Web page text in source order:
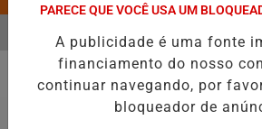
DE FIGURAR ENTRE AS CINCO CIDADES
EM ALTA
Política
PARECE QUE VOCÊ USA UM
A publicidade é uma fonte
financiamento do nosso
continuar navegando, por
bloqueador de